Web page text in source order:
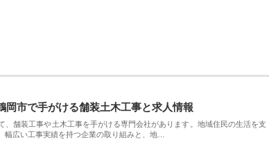
市で手がける舗装土木工事と求人情報
、舗装工事や土木工事を手がける専門会社があります。地域住民の生活を支
幅広い工事実績を持つ企業の取り組みと、地…